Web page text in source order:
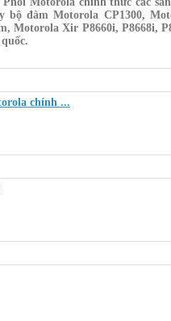
bộ đàm Motorola CP1300,
Motorola Xir P8660i, P8668i,
chính ...